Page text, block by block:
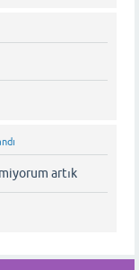
artık